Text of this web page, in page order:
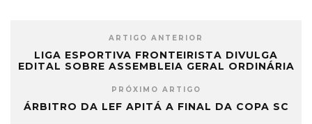
ARTIGO ANTERIOR
LIGA ESPORTIVA FRONTEIRISTA DIVULGA
EDITAL SOBRE ASSEMBLEIA GERAL ORDINÁRIA
PRÓXIMO ARTIGO
ÁRBITRO DA LEF APITÁ A FINAL DA COPA SC